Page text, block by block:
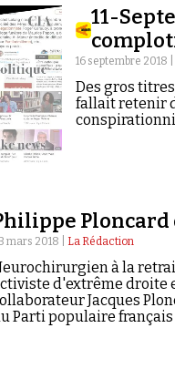
11-
16 septembre 2018 |
Des gros
fallait retenir
Ploncard
mars 2018 | La Rédaction
à la
d'extrême droite
Jacques
Parti populaire français